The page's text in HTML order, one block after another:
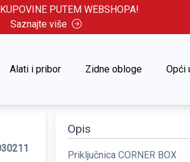
PUTEM WEBSHOPA!
Saznajte više
Alati i pribor Zidne obloge Opći
Opis
Priključnica CORNER BOX